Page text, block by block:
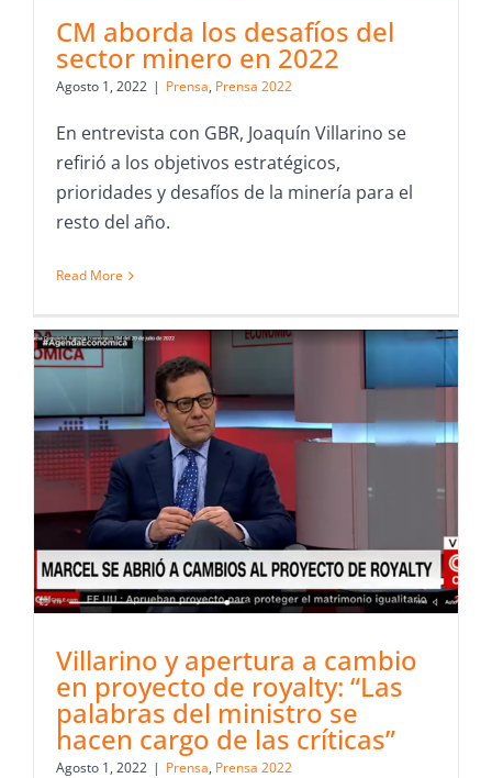
CM aborda los desafíos del
sector minero en 2022
Agosto 1, 2022 | Prensa, Prensa 2022
En entrevista con GBR, Joaquín Villarino se
refirió a los objetivos estratégicos,
prioridades y desafíos de la minería para el
resto del año.
Read More
Villarino y apertura a cambio
en proyecto de royalty: “Las
palabras del ministro se
hacen cargo de las críticas”
Agosto 1, 2022 | Prensa, Prensa 2022